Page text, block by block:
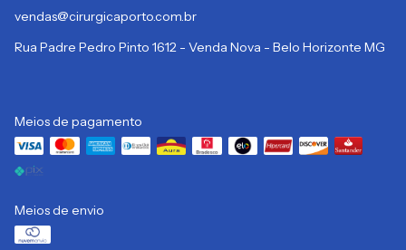
vendas@cirurgicaporto.com.br
Rua Padre Pedro Pinto 1612 - Venda Nova - Belo Horizonte MG
Meios de pagamento
Meios de envio